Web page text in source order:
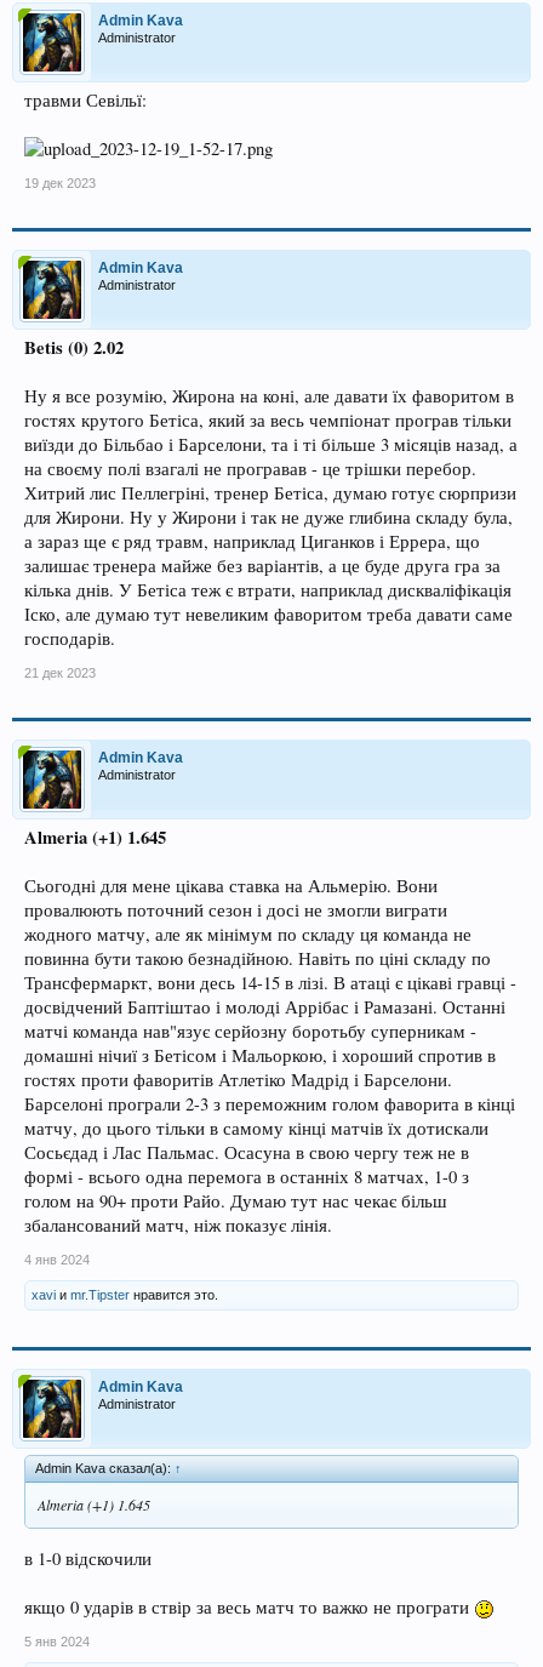
Admin Kava
Administrator
травми Севільї:
19 дек 2023
Admin Kava
Administrator
Betis (0) 2.02
Ну я все розумію, Жирона на коні, але давати їх фаворитом в
гостях крутого Бетіса, який за весь чемпіонат програв тільки
виїзди до Більбао і Барселони, та і ті більше 3 місяців назад, а
на своєму полі взагалі не програвав - це трішки перебор.
Хитрий лис Пеллегріні, тренер Бетіса, думаю готує сюрпризи
для Жирони. Ну у Жирони і так не дуже глибина складу була,
а зараз ще є ряд травм, наприклад Циганков і Еррера, що
залишає тренера майже без варіантів, а це буде друга гра за
кілька днів. У Бетіса теж є втрати, наприклад дискваліфікація
Іско, але думаю тут невеликим фаворитом треба давати саме
господарів.
21 дек 2023
Admin Kava
Administrator
Almeria (+1) 1.645
Сьогодні для мене цікава ставка на Альмерію. Вони
провалюють поточний сезон і досі не змогли виграти
жодного матчу, але як мінімум по складу ця команда не
повинна бути такою безнадійною. Навіть по ціні складу по
Трансфермаркт, вони десь 14-15 в лізі. В атаці є цікаві гравці -
досвідчений Баптіштао і молоді Аррібас і Рамазані. Останні
матчі команда нав"язує серйозну боротьбу суперникам -
домашні нічиї з Бетісом і Мальоркою, і хороший спротив в
гостях проти фаворитів Атлетіко Мадрід і Барселони.
Барселоні програли 2-3 з переможним голом фаворита в кінці
матчу, до цього тільки в самому кінці матчів їх дотискали
Сосьєдад і Лас Пальмас. Осасуна в свою чергу теж не в
формі - всього одна перемога в останніх 8 матчах, 1-0 з
голом на 90+ проти Райо. Думаю тут нас чекає більш
збалансований матч, ніж показує лінія.
4 янв 2024
xavi и mr.Tipster нравится это.
Admin Kava
Administrator
Admin Kava сказал(а): ↑
Almeria (+1) 1.645
в 1-0 відскочили
якщо 0 ударів в ствір за весь матч то важко не програти
5 янв 2024